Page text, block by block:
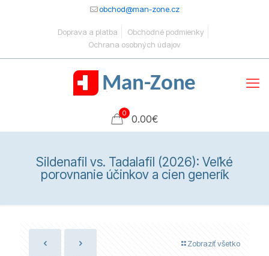
obchod@man-zone.cz
Doprava a platba
Obchodné podmienky
Ochrana osobných údajov
0 0.00€
Sildenafil vs. Tadalafil (2026): Veľké
porovnanie účinkov a cien generík
Zobraziť všetko